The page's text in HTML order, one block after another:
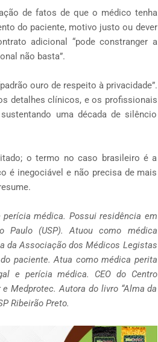
de fatos de que o médico tenha
do paciente, motivo justo ou dever
adicional “pode constranger a
não basta”.
ouro de respeito à privacidade”.
detalhes clínicos, e os profissionais
uma década de silêncio
o termo no caso brasileiro é a
é inegociável e não precisa de mais
médica. Possui residência em
Paulo (USP). Atuou como médica
da Associação dos Médicos Legistas
paciente. Atua como médica perita
e perícia médica. CEO do Centro
Medprotec. Autora do livro “Alma da
Ribeirão Preto.